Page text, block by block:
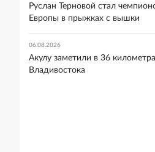
Руслан Терновой стал
Европы в прыжках с вышки
06.08.2026
Акулу заметили в 36
Владивостока